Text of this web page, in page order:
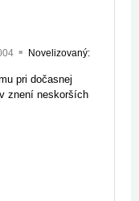
Novelizovaný:
pri dočasnej
znení neskorších